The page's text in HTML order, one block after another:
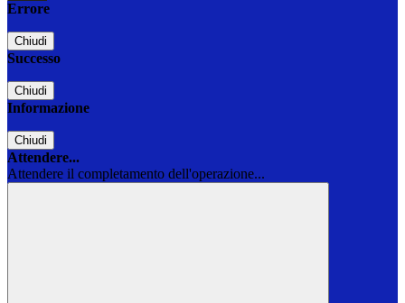
Errore
Chiudi
Successo
Chiudi
Informazione
Chiudi
Attendere...
Attendere il completamento dell'operazione...